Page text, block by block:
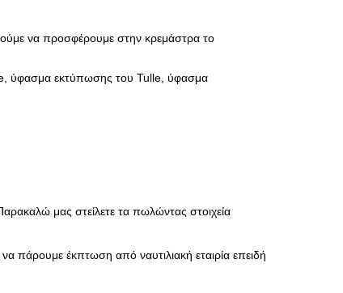
να προσφέρουμε στην κρεμάστρα το
ύφασμα εκτύπωσης του Tulle, ύφασμα
μας στείλετε τα πωλώντας στοιχεία
να πάρουμε έκπτωση από ναυτιλιακή εταιρία επειδή